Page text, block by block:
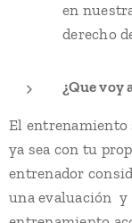
en
derecho
¿Que voy
El entrenamiento
ya sea con tu
entrenador
una evaluación y